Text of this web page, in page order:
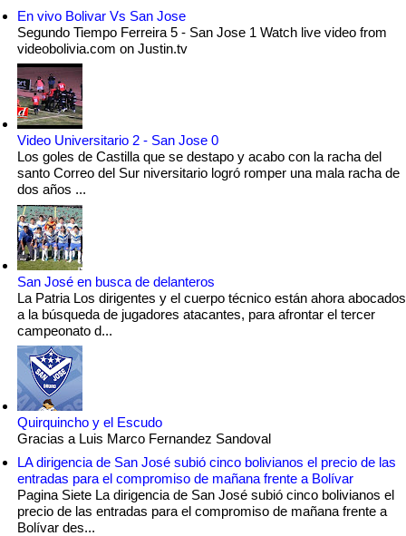
En vivo Bolivar Vs San Jose
Segundo Tiempo Ferreira 5 - San Jose 1 Watch live video from
videobolivia.com on Justin.tv
Video Universitario 2 - San Jose 0
Los goles de Castilla que se destapo y acabo con la racha del
santo Correo del Sur niversitario logró romper una mala racha de
dos años ...
San José en busca de delanteros
La Patria Los dirigentes y el cuerpo técnico están ahora abocados
a la búsqueda de jugadores atacantes, para afrontar el tercer
campeonato d...
Quirquincho y el Escudo
Gracias a Luis Marco Fernandez Sandoval
LA dirigencia de San José subió cinco bolivianos el precio de las
entradas para el compromiso de mañana frente a Bolívar
Pagina Siete La dirigencia de San José subió cinco bolivianos el
precio de las entradas para el compromiso de mañana frente a
Bolívar des...